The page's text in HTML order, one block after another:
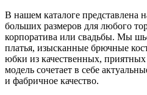
В нашем каталоге представлена
больших размеров для любого
корпоратива или свадьбы. Мы
платья, изысканные брючные
юбки из качественных,
модель сочетает в себе
и фабричное качество.